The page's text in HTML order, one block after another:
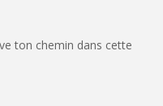
ton chemin dans cette